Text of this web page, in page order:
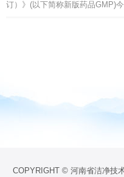
订）》(以下简称新版药品GMP)
COPYRIGHT © 河南省洁净技